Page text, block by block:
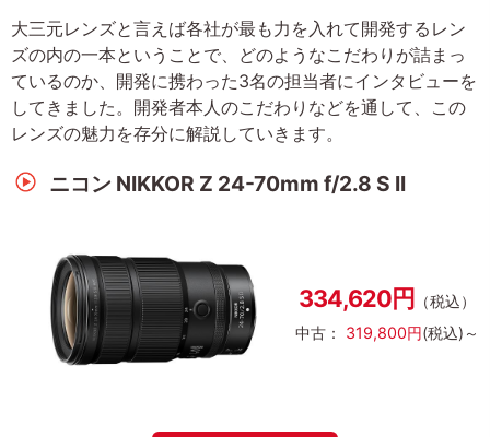
大三元レンズと言えば各社が最も力を入れて開発するレン
ズの内の一本ということで、どのようなこだわりが詰まっ
ているのか、開発に携わった3名の担当者にインタビューを
してきました。開発者本人のこだわりなどを通して、この
レンズの魅力を存分に解説していきます。
ニコン NIKKOR Z 24-70mm f/2.8 S II
334,620円
（税込）
中古： 319,800円(税込)～